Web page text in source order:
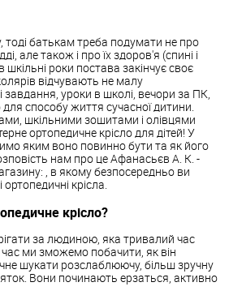
тоді батькам треба подумати не про
але також і про їх здоров'я (спині і
шкільні роки постава закінчує своє
відчувають не малу
уроки в школі, вечори за ПК,
способу життя сучасної дитини.
шкільними зошитами і олівцями
ортопедичне крісло для дітей! У
яким воно повинно бути та як його
нам про це Афанасьєв А. К. -
, в якому безпосередньо ви
крісла.
крісло?
за людиною, яка тривалий час
ми зможемо побачити, як він
шукати розслаблюючу, більш зручну
Вони починають ерзаться, активно